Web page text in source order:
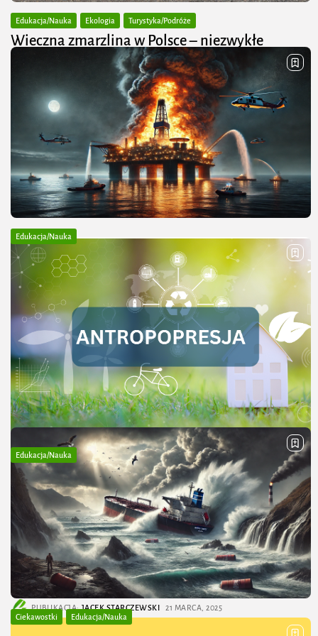
Edukacja/Nauka Ekologia Turystyka/Podróże
Wieczna zmarzlina w Polsce – niezwykłe
odkrycie pod ziemią i...
Wieczna zmarzlina (z ang. permafrost) to warstwa
gruntu, która pozostaje stale zamarznięta przez co
najmniej dwa kolejne lata – niezależnie od pór roku i
temperatur na powierzchni. Może obejmować:
Najczęściej...
PUBLIKACJA: JACEK STARCZEWSKI 21 MARCA, 2025
Edukacja/Nauka
Deepwater Horizon – największa katastrofa
ekologiczna w historii USA
Deepwater Horizon to pływająca platforma wiertnicza
klasy RIG, należąca do firmy Transocean i dzierżawiona
przez koncern BP (British Petroleum). Była
wykorzystywana do odwiertów na głębokich wodach
Zatoki Meksykańskiej. Najważniejsze dane...
PUBLIKACJA: JACEK STARCZEWSKI 21 MARCA, 2025
Edukacja/Nauka
Antropopresja – jak działalność człowieka
wpływa na środowisko naturalne?
Antropopresja to pojęcie z pogranicza ekologii i
geografii, które oznacza negatywny wpływ działalności
człowieka na środowisko przyrodnicze. Odnosi się do
wszystkich form ingerencji w naturalne ekosystemy – od
niszczenia siedlisk...
PUBLIKACJA: JACEK STARCZEWSKI
21 MARCA, 2025
Ciekawostki
Edukacja/Nauka